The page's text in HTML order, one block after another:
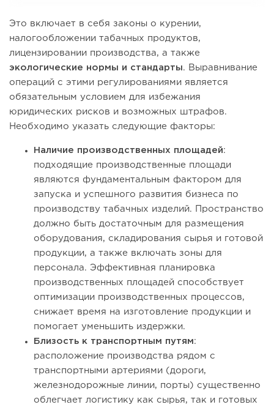
Это включает в себя законы о курении,
налогообложении табачных продуктов,
лицензировании производства, а также
экологические нормы и стандарты. Выравнивание
операций с этими регулированиями является
обязательным условием для избежания
юридических рисков и возможных штрафов.
Необходимо указать следующие факторы:
Наличие производственных площадей:
подходящие производственные площади
являются фундаментальным фактором для
запуска и успешного развития бизнеса по
производству табачных изделий. Пространство
должно быть достаточным для размещения
оборудования, складирования сырья и готовой
продукции, а также включать зоны для
персонала. Эффективная планировка
производственных площадей способствует
оптимизации производственных процессов,
снижает время на изготовление продукции и
помогает уменьшить издержки.
Близость к транспортным путям:
расположение производства рядом с
транспортными артериями (дороги,
железнодорожные линии, порты) существенно
облегчает логистику как сырья, так и готовых